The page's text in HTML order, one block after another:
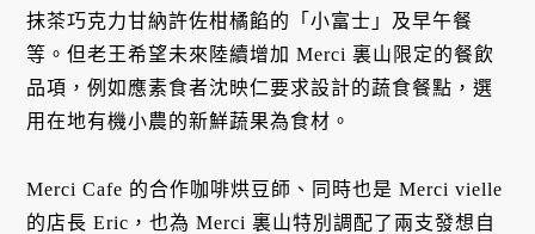
抹茶巧克力甘納許佐柑橘餡的「小富士」及早午餐
等。但老王希望未來陸續增加 Merci 裏山限定的餐飲
品項，例如應素食者沈映仁要求設計的蔬食餐點，選
用在地有機小農的新鮮蔬果為食材。
Merci Cafe 的合作咖啡烘豆師、同時也是 Merci vielle
的店長 Eric，也為 Merci 裏山特別調配了兩支發想自